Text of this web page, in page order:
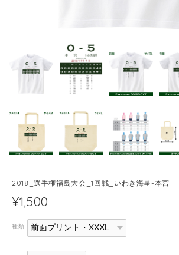
2018_選手権福島大会_1回戦_いわき海星-本宮
¥1,500
種類